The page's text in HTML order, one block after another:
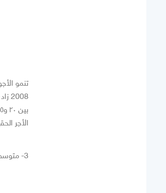
تنمو
الأجر
3- متوسط الأجور الحقيقية لبلدان مجموعة العشرين الناشئة، ٢٠٠٦ – ٢٠١٥